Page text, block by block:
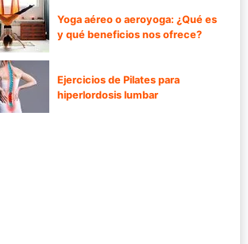
Yoga aéreo o aeroyoga: ¿Qué es
y qué beneficios nos ofrece?
Ejercicios de Pilates para
hiperlordosis lumbar